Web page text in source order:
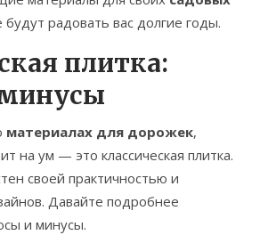
будут радовать вас долгие годы.
плитка:
материалах для дорожек,
на ум — это классическая плитка.
своей практичностью и
Давайте подробнее
и минусы.